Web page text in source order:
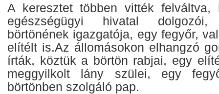
A keresztet többen vitték felváltva,
egészségügyi hivatal
börtönének igazgatója, egy fegyőr,
elítélt is.Az állomásokon elhangzó
írták, köztük a börtön rabjai, egy
meggyilkolt lány szülei, egy
börtönben szolgáló pap.